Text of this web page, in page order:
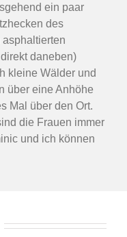
ein paar
des
daneben)
kleine Wälder und
über eine Anhöhe
Mal über den Ort.
die Frauen immer
und ich können